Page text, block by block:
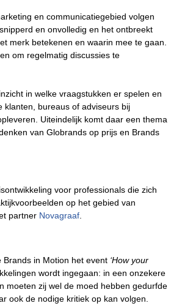
en communicatiegebied volgen
en onvolledig en het ontbreekt
merk betekenen en waarin mee te gaan.
om regelmatig discussies te
in welke vraagstukken er spelen en
klanten, bureaus of adviseurs bij
Uiteindelijk komt daar een thema
van Globrands op prijs en Brands
voor professionals die zich
op het gebied van
partner Novagraaf
in Motion het event ‘How your
wordt ingegaan: in een onzekere
moeten zij wel de moed hebben gedurfde
ook de nodige kritiek op kan volgen.